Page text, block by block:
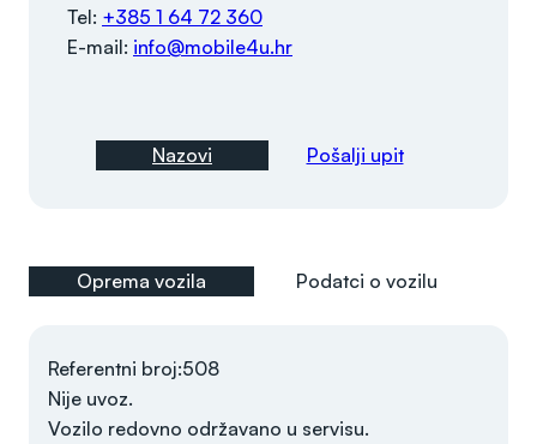
Tel: +385 1 64 72 360
E-mail: info@mobile4u.hr
Nazovi Pošalji upit
Oprema vozila Podatci o vozilu
Referentni broj:508
Nije uvoz.
Vozilo redovno održavano u servisu.